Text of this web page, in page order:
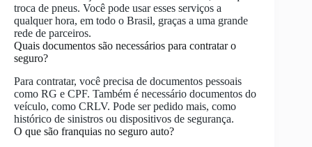
troca de pneus. Você pode usar esses serviços a
qualquer hora, em todo o Brasil, graças a uma grande
rede de parceiros.
Quais documentos são necessários para contratar o
seguro?
Para contratar, você precisa de documentos pessoais
como RG e CPF. Também é necessário documentos do
veículo, como CRLV. Pode ser pedido mais, como
histórico de sinistros ou dispositivos de segurança.
O que são franquias no seguro auto?